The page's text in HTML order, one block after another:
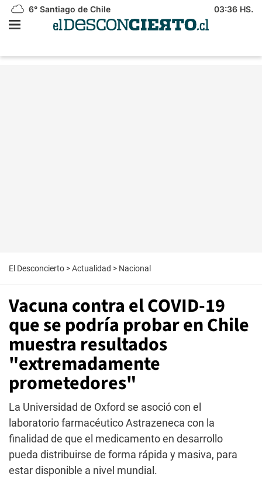
6° Santiago de Chile 03:36 HS.
El Desconcierto >Actualidad > Nacional
Vacuna contra el COVID-19
que se podría probar en Chile
muestra resultados
"extremadamente
prometedores"
La Universidad de Oxford se asoció con el
laboratorio farmacéutico Astrazeneca con la
finalidad de que el medicamento en desarrollo
pueda distribuirse de forma rápida y masiva, para
estar disponible a nivel mundial.